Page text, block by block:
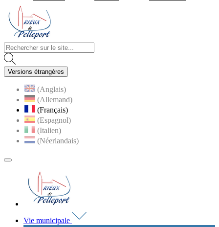
Versions étrangères
(Anglais)
(Allemand)
(Français)
(Espagnol)
(Italien)
(Néerlandais)
MENU
PRINCIPAL
Vie municipale